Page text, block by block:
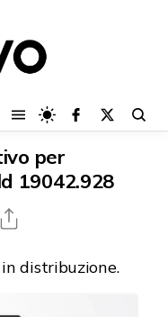
per
19042.928
distribuzione.